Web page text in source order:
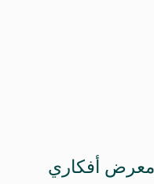
أفكاري